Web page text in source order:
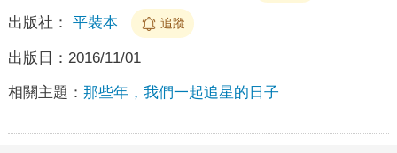
出版社： 平裝本 追蹤
出版日： 2016/11/01
相關主題： 那些年，我們一起追星的日子